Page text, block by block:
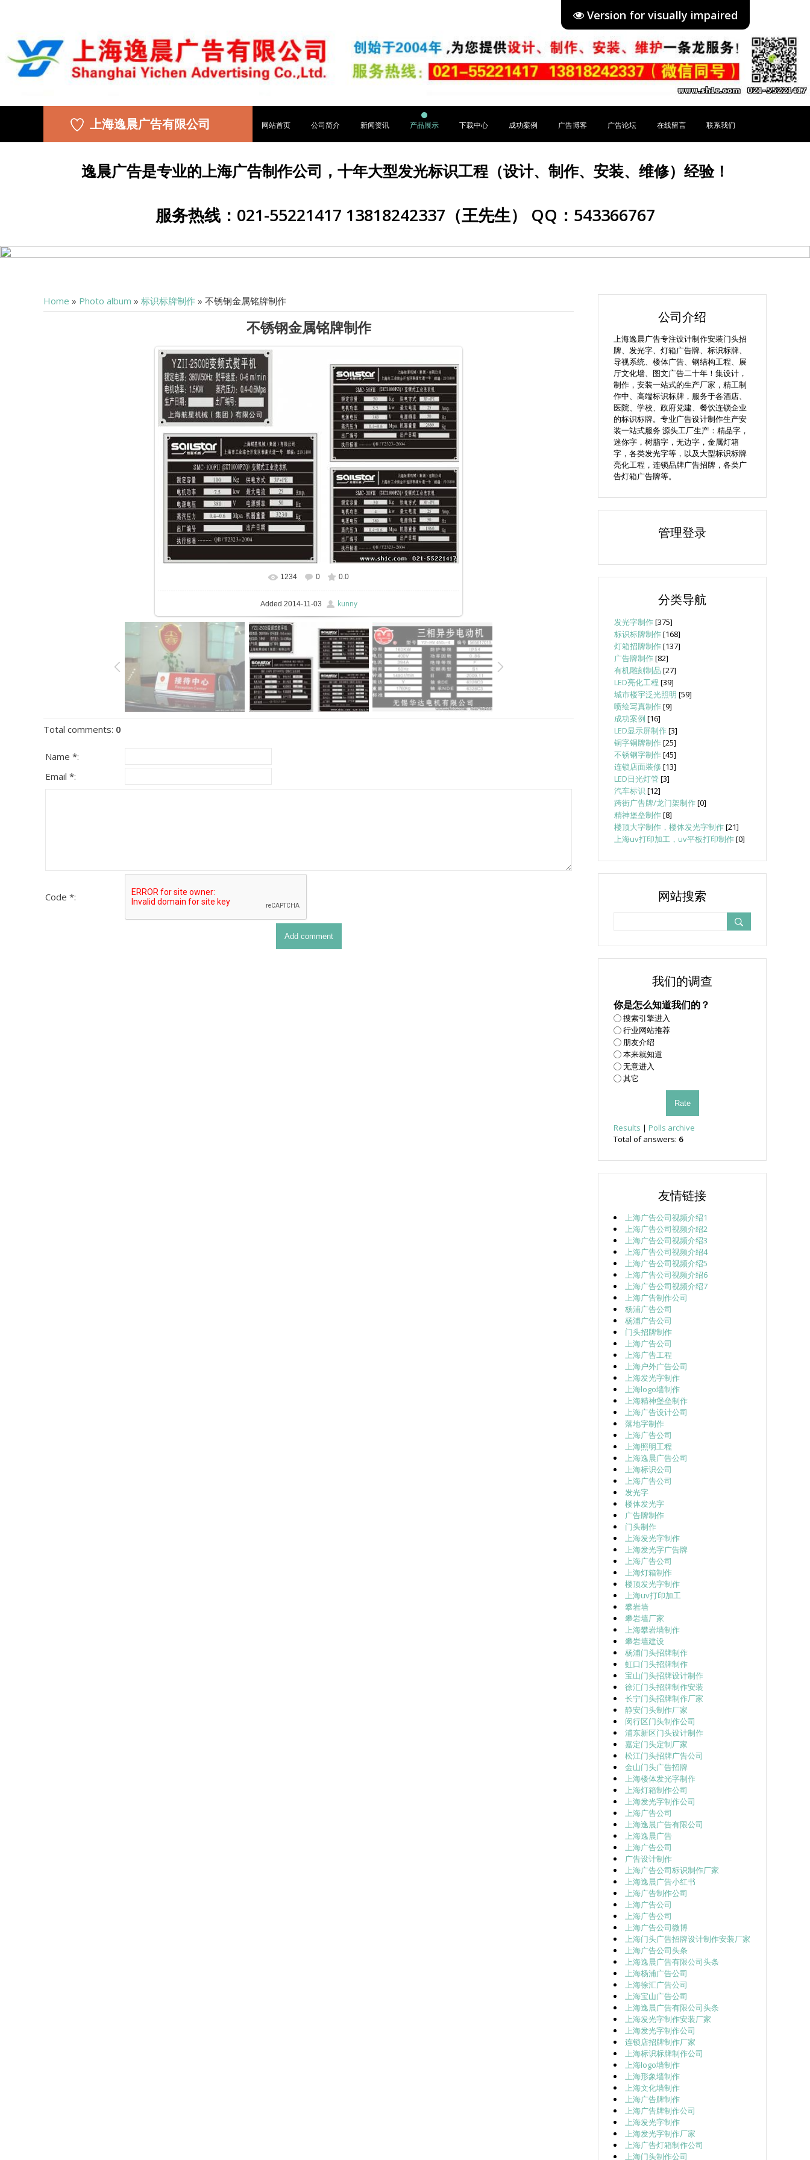
Version for visually impaired
上海逸晨广告有限公司 网站首页 公司简介 新闻资讯 产品展示 下载中心 成功案例 广告博客 广告论坛 在线留言 联系我们
逸晨广告是专业的上海广告制作公司，十年大型发光标识工程（设计、制作、安装、维修）经验！
服务热线：021-55221417 13818242337（王先生） QQ：543366767
Home » Photo album » 标识标牌制作 » 不锈钢金属铭牌制作
不锈钢金属铭牌制作
In real size 594x422 / 118.6Kb
1234 0 0.0
Added 2014-11-03 kunny
Total comments: 0
Name *:
Email *:
Code *:
公司介绍
上海逸晨广告专注设计制作安装门头招
牌、发光字、灯箱广告牌、标识标牌、
导视系统、楼体广告、钢结构工程、展
厅文化墙、图文广告二十年！集设计，
制作，安装一站式的生产厂家，精工制
作中、高端标识标牌，服务于各酒店、
医院、学校、政府党建、餐饮连锁企业
的标识标牌。专业广告设计制作生产安
装一站式服务 源头工厂生产：精品字，
迷你字，树脂字，无边字，金属灯箱
字，各类发光字等，以及大型标识标牌
亮化工程，连锁品牌广告招牌，各类广
告灯箱广告牌等。
管理登录
分类导航
发光字制作[375]
标识标牌制作[168]
灯箱招牌制作[137]
广告牌制作[82]
有机雕刻制品 [27]
LED亮化工程 [39]
城市楼宇泛光照明 [59]
喷绘写真制作[9]
成功案例 [16]
LED显示屏制作[3]
铜字铜牌制作[25]
不锈钢字制作[45]
连锁店面装修 [13]
LED日光灯管[3]
汽车标识 [12]
跨街广告牌/龙门架制作[0]
精神堡垒制作[8]
楼顶大字制作，楼体发光字制作[21]
上海uv打印加工，uv平板打印制作[0]
网站搜索
我们的调查
你是怎么知道我们的？
搜索引擎进入
行业网站推荐
朋友介绍
本来就知道
无意进入
其它
Results | Polls archive
Total of answers: 6
友情链接
上海广告公司视频介绍1
上海广告公司视频介绍2
上海广告公司视频介绍3
上海广告公司视频介绍4
上海广告公司视频介绍5
上海广告公司视频介绍6
上海广告公司视频介绍7
上海广告制作公司
杨浦广告公司
杨浦广告公司
门头招牌制作
上海广告公司
上海广告工程
上海户外广告公司
上海发光字制作
上海logo墙制作
上海精神堡垒制作
上海广告设计公司
落地字制作
上海广告公司
上海照明工程
上海逸晨广告公司
上海标识公司
上海广告公司
发光字
楼体发光字
广告牌制作
门头制作
上海发光字制作
上海发光字广告牌
上海广告公司
上海灯箱制作
楼顶发光字制作
上海uv打印加工
攀岩墙
攀岩墙厂家
上海攀岩墙制作
攀岩墙建设
杨浦门头招牌制作
虹口门头招牌制作
宝山门头招牌设计制作
徐汇门头招牌制作安装
长宁门头招牌制作厂家
静安门头制作厂家
闵行区门头制作公司
浦东新区门头设计制作
嘉定门头定制厂家
松江门头招牌广告公司
金山门头广告招牌
上海楼体发光字制作
上海灯箱制作公司
上海发光字制作公司
上海广告公司
上海逸晨广告有限公司
上海逸晨广告
上海广告公司
广告设计制作
上海广告公司标识制作厂家
上海逸晨广告小红书
上海广告制作公司
上海广告公司
上海广告公司
上海广告公司微博
上海门头广告招牌设计制作安装厂家
上海广告公司头条
上海逸晨广告有限公司头条
上海杨浦广告公司
上海徐汇广告公司
上海宝山广告公司
上海逸晨广告有限公司头条
上海发光字制作安装厂家
上海发光字制作公司
连锁店招牌制作厂家
上海标识标牌制作公司
上海logo墙制作
上海形象墙制作
上海文化墙制作
上海广告牌制作
上海广告牌制作公司
上海发光字制作
上海发光字制作厂家
上海广告灯箱制作公司
上海门头制作公司